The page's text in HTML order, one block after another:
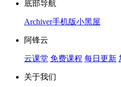
底部导航
Archiver手机版小黑屋
阿锋云
云课堂 免费课程 每日更新
关于我们